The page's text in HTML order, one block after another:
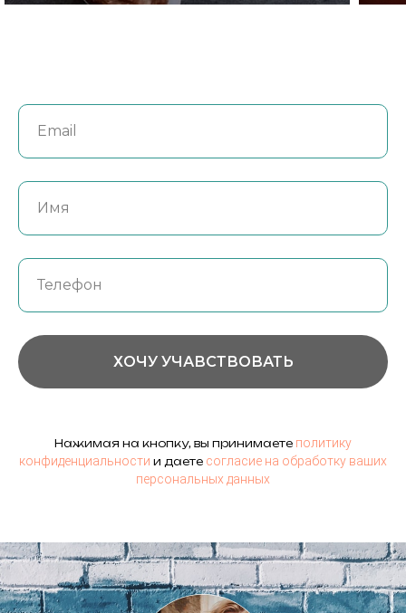
ХОЧУ УЧАВСТВОВАТЬ
Нажимая на кнопку, вы принимаете политику
конфиденциальности и даете согласие на обработку ваших
персональных данных